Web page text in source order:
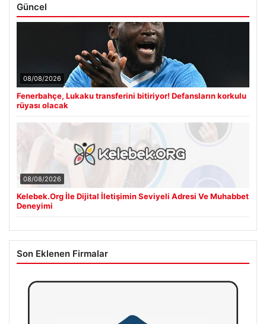
Güncel
08/08/2026
Fenerbahçe, Lukaku transferini bitiriyor! Defansların korkulu
rüyası olacak
08/08/2026
Kelebek.Org İle Dijital İletişimin Seviyeli Adresi Ve Muhabbet
Deneyimi
Son Eklenen Firmalar